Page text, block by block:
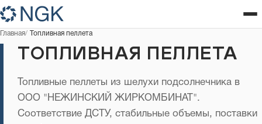
Главная Топливная пеллета
ТОПЛИВНАЯ ПЕЛЛЕТА
Топливные пеллеты из шелухи подсолнечника в
ООО "НЕЖИНСКИЙ ЖИРКОМБИНАТ".
Соответствие ДСТУ, стабильные объемы, поставки